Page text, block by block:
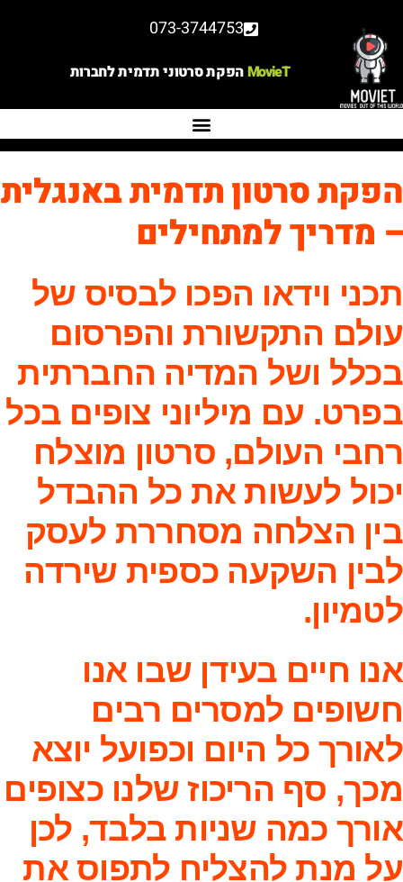
073-3744753
MovieTהפקת סרטוני תדמית לחברות
הפקת סרטון תדמית באנגלית
– מדריך למתחילים
תכני וידאו הפכו לבסיס של
עולם התקשורת והפרסום
בכלל ושל המדיה החברתית
בפרט. עם מיליוני צופים בכל
רחבי העולם, סרטון מוצלח
יכול לעשות את כל ההבדל
בין הצלחה מסחררת לעסק
לבין השקעה כספית שירדה
לטמיון.
אנו חיים בעידן שבו אנו
חשופים למסרים רבים
לאורך כל היום וכפועל יוצא
מכך, סף הריכוז שלנו כצופים
אורך כמה שניות בלבד, לכן
על מנת להצליח לתפוס את